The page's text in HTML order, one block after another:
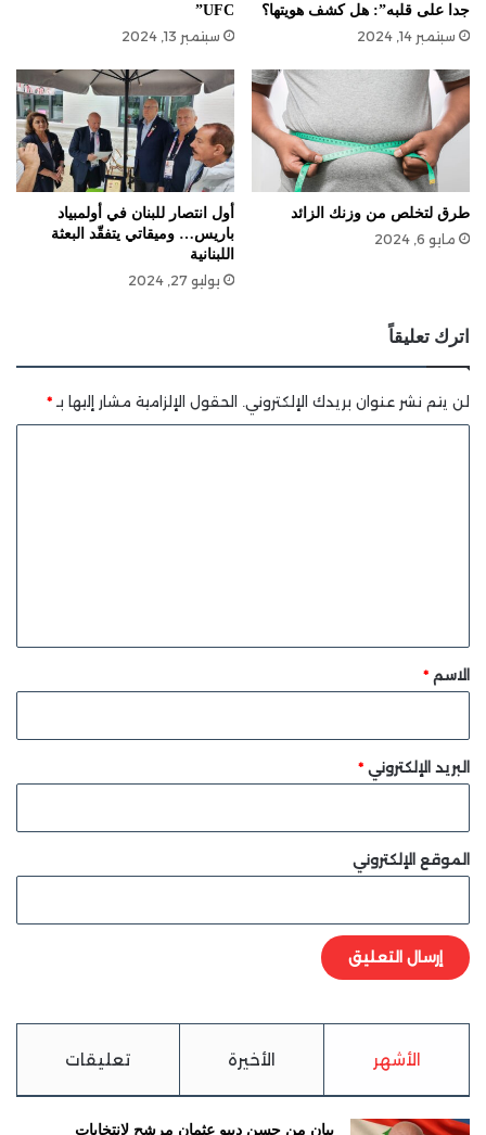
جدا على قلبه”: هل كشف هويتها؟
سبتمبر 14, 2024
UFC”
سبتمبر 13, 2024
طرق لتخلص من وزنك الزائد
مايو 6, 2024
أول انتصار للبنان في أولمبياد
باريس… وميقاتي يتفقّد البعثة
اللبنانية
يوليو 27, 2024
اترك تعليقاً
لن يتم نشر عنوان بريدك الإلكتروني. الحقول الإلزامية مشار إليها بـ*
*الاسم *
البريد الإلكتروني *
الموقع الإلكتروني
الأشهر الأخيرة تعليقات
بيان من حسن ديبو عثمان مرشح لانتخابات